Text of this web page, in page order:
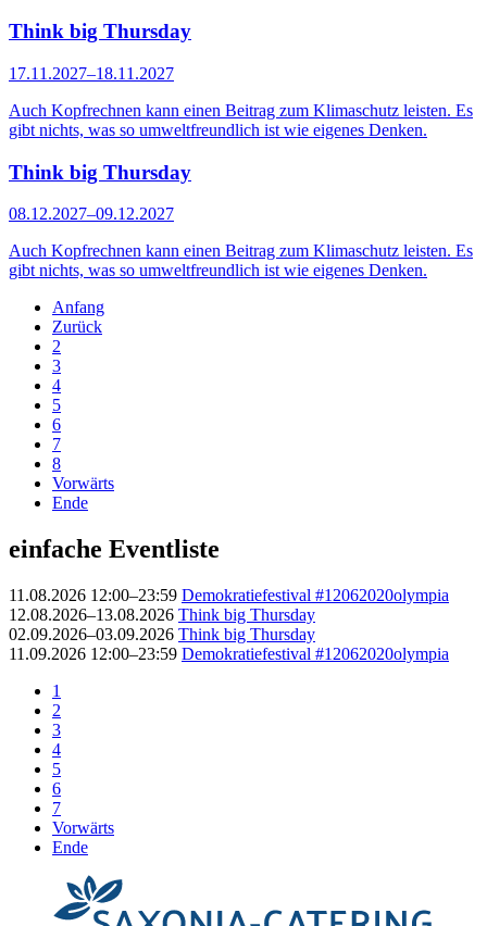
Think big Thursday
17.11.2027–18.11.2027
Auch Kopfrechnen kann einen Beitrag zum Klimaschutz leisten. Es
gibt nichts, was so umweltfreundlich ist wie eigenes Denken.
Think big Thursday
08.12.2027–09.12.2027
Auch Kopfrechnen kann einen Beitrag zum Klimaschutz leisten. Es
gibt nichts, was so umweltfreundlich ist wie eigenes Denken.
Anfang
Zurück
2
3
4
5
6
7
8
Vorwärts
Ende
einfache Eventliste
11.08.2026 12:00–23:59 Demokratiefestival #12062020olympia
12.08.2026–13.08.2026 Think big Thursday
02.09.2026–03.09.2026 Think big Thursday
11.09.2026 12:00–23:59 Demokratiefestival #12062020olympia
1
2
3
4
5
6
7
Vorwärts
Ende